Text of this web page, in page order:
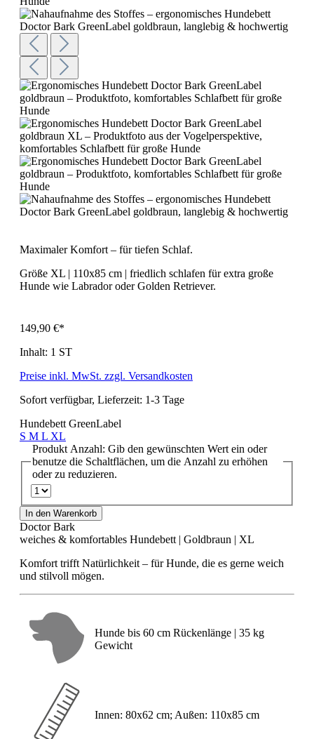
Maximaler Komfort – für tiefen Schlaf.
Größe XL | 110x85 cm | friedlich schlafen für extra große
Hunde wie Labrador oder Golden Retriever.
149,90 €*
Inhalt: 1 ST
Preise inkl. MwSt. zzgl. Versandkosten
Sofort verfügbar, Lieferzeit: 1-3 Tage
Hundebett GreenLabel
S M L XL
Produkt Anzahl: Gib den gewünschten Wert ein oder
benutze die Schaltflächen, um die Anzahl zu erhöhen
oder zu reduzieren.
In den Warenkorb
Doctor Bark
weiches & komfortables Hundebett | Goldbraun | XL
Komfort trifft Natürlichkeit – für Hunde, die es gerne weich
und stilvoll mögen.
Hunde bis 60 cm Rückenlänge | 35 kg
Gewicht
Innen: 80x62 cm; Außen: 110x85 cm